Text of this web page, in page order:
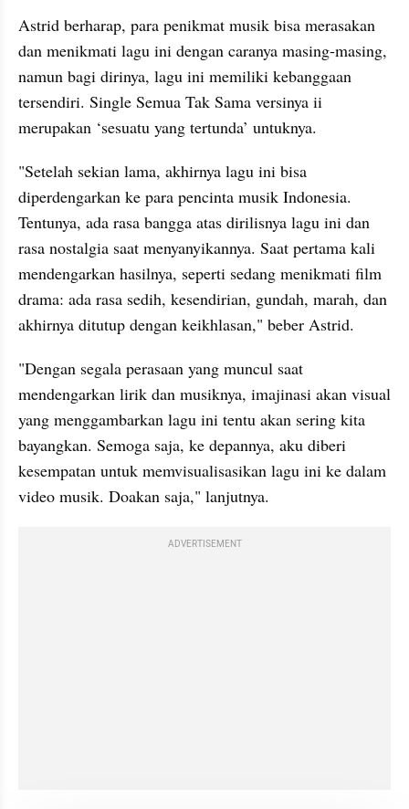
Astrid berharap, para penikmat musik bisa merasakan
dan menikmati lagu ini dengan caranya masing-masing,
namun bagi dirinya, lagu ini memiliki kebanggaan
tersendiri. Single Semua Tak Sama versinya ii
merupakan ‘sesuatu yang tertunda’ untuknya.
"Setelah sekian lama, akhirnya lagu ini bisa
diperdengarkan ke para pencinta musik Indonesia.
Tentunya, ada rasa bangga atas dirilisnya lagu ini dan
rasa nostalgia saat menyanyikannya. Saat pertama kali
mendengarkan hasilnya, seperti sedang menikmati film
drama: ada rasa sedih, kesendirian, gundah, marah, dan
akhirnya ditutup dengan keikhlasan," beber Astrid.
"Dengan segala perasaan yang muncul saat
mendengarkan lirik dan musiknya, imajinasi akan visual
yang menggambarkan lagu ini tentu akan sering kita
bayangkan. Semoga saja, ke depannya, aku diberi
kesempatan untuk memvisualisasikan lagu ini ke dalam
video musik. Doakan saja," lanjutnya.
ADVERTISEMENT